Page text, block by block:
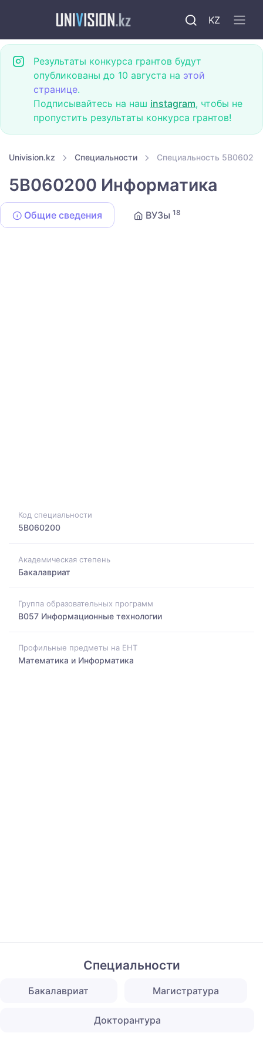
KZ
Результаты конкурса грантов будут
опубликованы до 10 августа на этой
странице.
Подписывайтесь на наш instagram, чтобы не
пропустить результаты конкурса грантов!
Univision.kz Специальности Специальность
5B060200 Информатика
Общие сведения ВУЗы 18
Код специальности
5B060200
Академическая степень
Бакалавриат
Группа образовательных программ
B057 Информационные технологии
Профильные предметы на ЕНТ
Математика и Информатика
Специальности
Бакалавриат Магистратура
Докторантура